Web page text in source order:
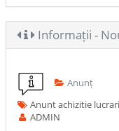
Informații -
Anunț
Anunt achizitie
ADMIN